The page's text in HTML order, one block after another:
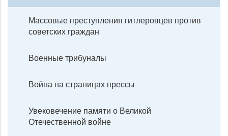
Массовые преступления гитлеровцев против
советских граждан
Военные трибуналы
Война на страницах прессы
Увековечение памяти о Великой
Отечественной войне